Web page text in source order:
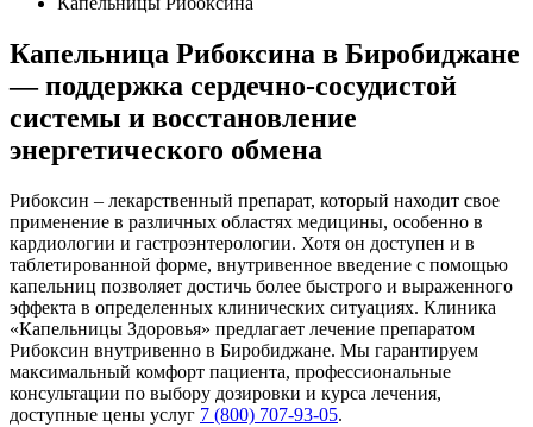
Капельница Рибоксина в Биробиджане
— поддержка сердечно-сосудистой
системы и восстановление
энергетического обмена
Рибоксин – лекарственный препарат, который находит свое
применение в различных областях медицины, особенно в
кардиологии и гастроэнтерологии. Хотя он доступен и в
таблетированной форме, внутривенное введение с помощью
капельниц позволяет достичь более быстрого и выраженного
эффекта в определенных клинических ситуациях. Клиника
«Капельницы Здоровья» предлагает лечение препаратом
Рибоксин внутривенно в Биробиджане. Мы гарантируем
максимальный комфорт пациента, профессиональные
консультации по выбору дозировки и курса лечения,
доступные цены услуг 7 (800) 707-93-05.